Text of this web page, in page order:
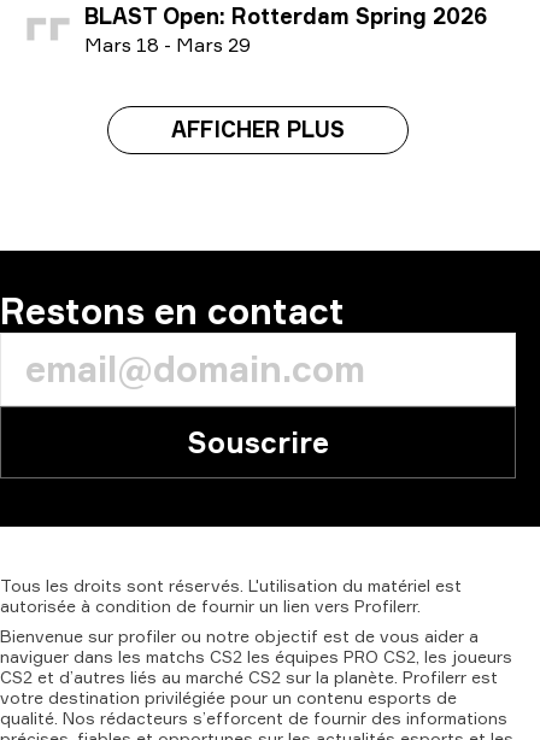
BLAST Open: Rotterdam Spring 2026
Mars 18 - Mars 29
AFFICHER PLUS
Restons en contact
Souscrire
Tous les droits sont réservés. L'utilisation du matériel est
autorisée à condition de fournir un lien vers Profilerr.
Bienvenue sur profiler ou notre objectif est de vous aider a
naviguer dans les matchs CS2 les équipes PRO CS2, les joueurs
CS2 et d’autres liés au marché CS2 sur la planète. Profilerr est
votre destination privilégiée pour un contenu esports de
qualité. Nos rédacteurs s’efforcent de fournir des informations